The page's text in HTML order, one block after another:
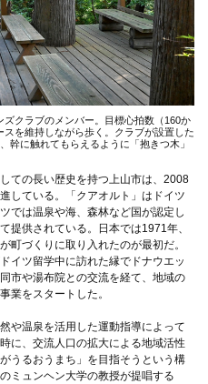
クラブのメンバー。目標心拍数（160か
を維持しながら歩く。クラブが設置した
幹に触れてもらえるように「抱きつ木」
ての長い歴史を持つ上山市は、2008
している。「クアオルト」はドイツ
では温泉や海、森林など国が認定し
提供されている。日本では1971年、
町づくりに取り入れたのが最初だ。
イツ留学中に訪れた縁でドナウエッ
市や湯布院との交流を経て、地域の
業をスタートした。
や温泉を活用した運動指導によって
に、交流人口の拡大による地域活性
うるおうまち」を目指そうという構
ミュンヘン大学の教授が提唱する